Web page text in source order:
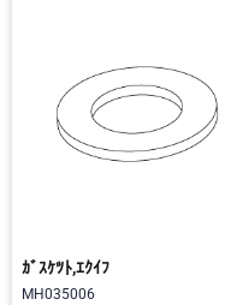
ｶﾞｽｹﾂﾄ,ｴｸｲﾌ
MH035006